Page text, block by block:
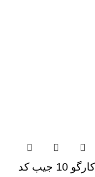
کارگو 10 جیب کد